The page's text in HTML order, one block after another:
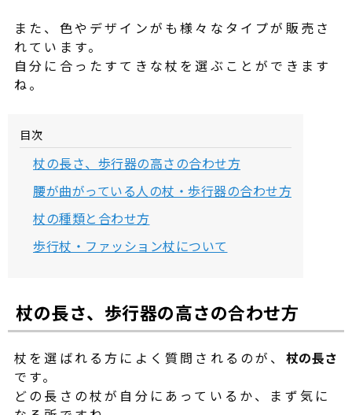
また、色やデザインがも様々なタイプが販売さ
れています。
自分に合ったすてきな杖を選ぶことができます
ね。
目次
杖の長さ、歩行器の高さの合わせ方
腰が曲がっている人の杖・歩行器の合わせ方
杖の種類と合わせ方
歩行杖・ファッション杖について
杖の長さ、歩行器の高さの合わせ方
杖を選ばれる方によく質問されるのが、 杖の長さ
です。
どの長さの杖が自分にあっているか、まず気に